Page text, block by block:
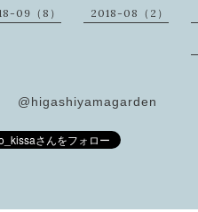
09（8） 2018-08（2）
@higashiyamagarden